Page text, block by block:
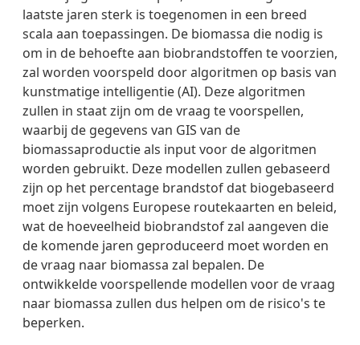
laatste jaren sterk is toegenomen in een breed
scala aan toepassingen. De biomassa die nodig is
om in de behoefte aan biobrandstoffen te voorzien,
zal worden voorspeld door algoritmen op basis van
kunstmatige intelligentie (AI). Deze algoritmen
zullen in staat zijn om de vraag te voorspellen,
waarbij de gegevens van GIS van de
biomassaproductie als input voor de algoritmen
worden gebruikt. Deze modellen zullen gebaseerd
zijn op het percentage brandstof dat biogebaseerd
moet zijn volgens Europese routekaarten en beleid,
wat de hoeveelheid biobrandstof zal aangeven die
de komende jaren geproduceerd moet worden en
de vraag naar biomassa zal bepalen. De
ontwikkelde voorspellende modellen voor de vraag
naar biomassa zullen dus helpen om de risico's te
beperken.